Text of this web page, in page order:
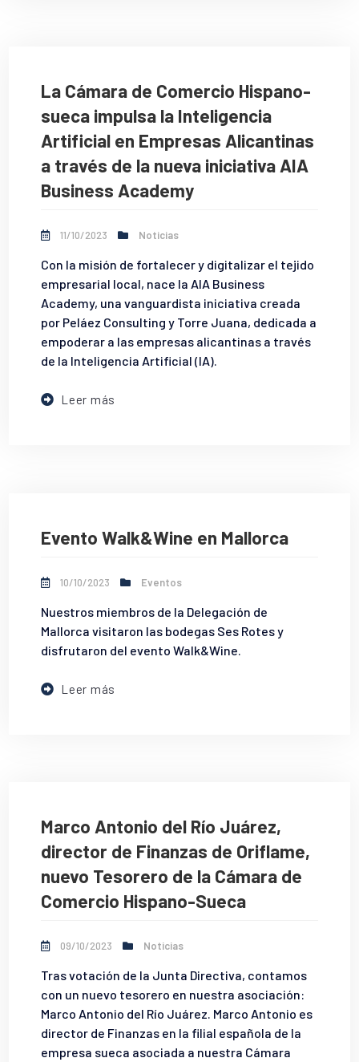
La Cámara de Comercio Hispano-
sueca impulsa la Inteligencia
Artificial en Empresas Alicantinas
a través de la nueva iniciativa AIA
Business Academy
11/10/2023 Noticias
Con la misión de fortalecer y digitalizar el tejido
empresarial local, nace la AIA Business
Academy, una vanguardista iniciativa creada
por Peláez Consulting y Torre Juana, dedicada a
empoderar a las empresas alicantinas a través
de la Inteligencia Artificial (IA).
Leer más
Evento Walk&Wine en Mallorca
10/10/2023 Eventos
Nuestros miembros de la Delegación de
Mallorca visitaron las bodegas Ses Rotes y
disfrutaron del evento Walk&Wine.
Leer más
Marco Antonio del Río Juárez,
director de Finanzas de Oriflame,
nuevo Tesorero de la Cámara de
Comercio Hispano-Sueca
09/10/2023 Noticias
Tras votación de la Junta Directiva, contamos
con un nuevo tesorero en nuestra asociación:
Marco Antonio del Río Juárez. Marco Antonio es
director de Finanzas en la filial española de la
empresa sueca asociada a nuestra Cámara